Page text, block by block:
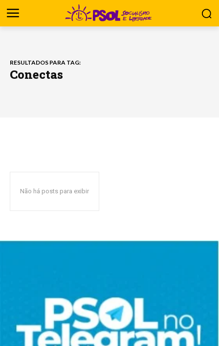
RESULTADOS PARA TAG:
Conectas
Não há posts para exibir